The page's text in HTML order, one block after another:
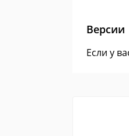
Версии
Если у